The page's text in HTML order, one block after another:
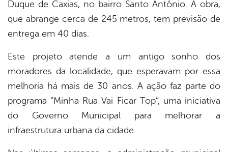
Duque de Caxias, no bairro Santo Antônio. A obra,
que abrange cerca de 245 metros, tem previsão de
entrega em 40 dias.
Este projeto atende a um antigo sonho dos
moradores da localidade, que esperavam por essa
melhoria há mais de 30 anos. A ação faz parte do
programa “Minha Rua Vai Ficar Top”, uma iniciativa
do Governo Municipal para melhorar a
infraestrutura urbana da cidade.